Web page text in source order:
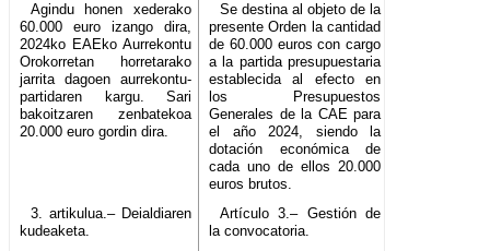
Agindu honen xederako
60.000 euro izango dira,
2024ko EAEko Aurrekontu
Orokorretan horretarako
jarrita dagoen aurrekontu-
partidaren kargu. Sari
bakoitzaren zenbatekoa
20.000 euro gordin dira.
Se destina al objeto de la
presente Orden la cantidad
de 60.000 euros con cargo
a la partida presupuestaria
establecida al efecto en
los Presupuestos
Generales de la CAE para
el año 2024, siendo la
dotación económica de
cada uno de ellos 20.000
euros brutos.
3. artikulua.– Deialdiaren
kudeaketa.
Artículo 3.– Gestión de
la convocatoria.